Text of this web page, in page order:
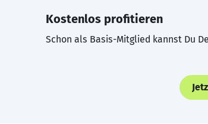
Kostenlos profitieren
Schon als Basis-Mitglied kannst Du